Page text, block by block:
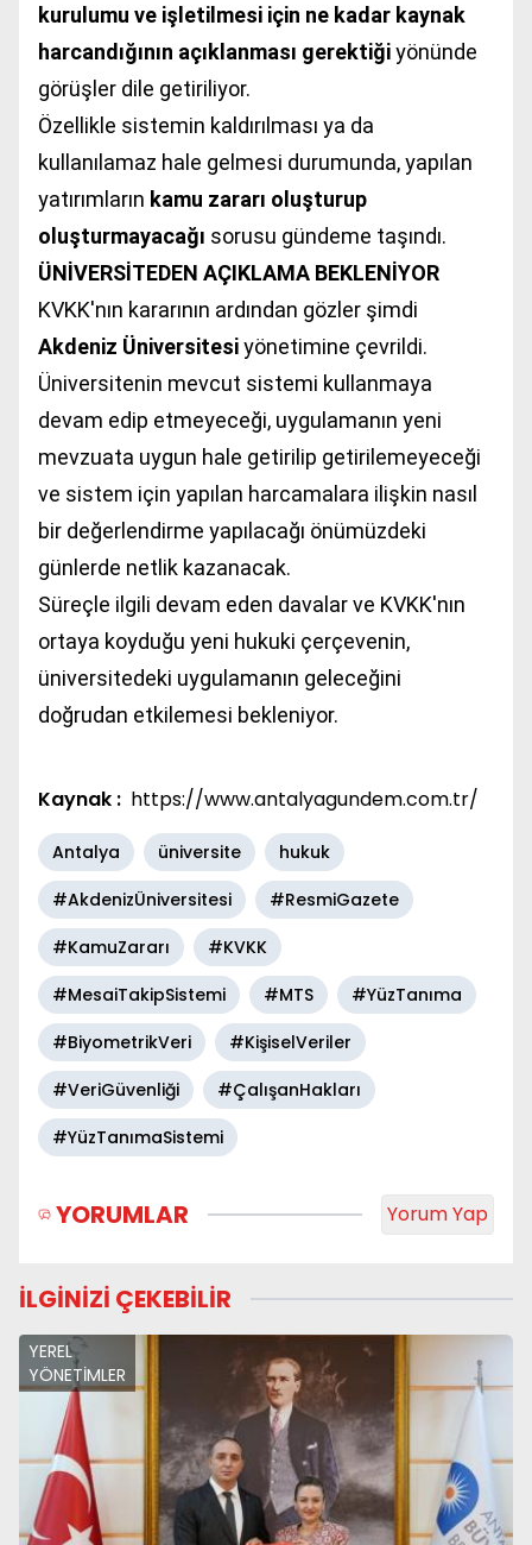
kurulumu ve işletilmesi için ne kadar kaynak
harcandığının açıklanması gerektiğiyönünde
görüşler dile getiriliyor.
Özellikle sistemin kaldırılması ya da
kullanılamaz hale gelmesi durumunda, yapılan
yatırımların kamu zararı oluşturup
oluşturmayacağı sorusu gündeme taşındı.
ÜNİVERSİTEDEN AÇIKLAMA BEKLENİYOR
KVKK'nın kararının ardından gözler şimdi
Akdeniz Üniversitesiyönetimine çevrildi.
Üniversitenin mevcut sistemi kullanmaya
devam edip etmeyeceği, uygulamanın yeni
mevzuata uygun hale getirilip getirilemeyeceği
ve sistem için yapılan harcamalara ilişkin nasıl
bir değerlendirme yapılacağı önümüzdeki
günlerde netlik kazanacak.
Süreçle ilgili devam eden davalar ve KVKK'nın
ortaya koyduğu yeni hukuki çerçevenin,
üniversitedeki uygulamanın geleceğini
doğrudan etkilemesi bekleniyor.
Kaynak : https://www.antalyagundem.com.tr/
Antalya üniversite
hukuk
#AkdenizÜniversitesi
#ResmiGazete
#KamuZararı
#KVKK
#MesaiTakipSistemi
#MTS
#YüzTanıma
#BiyometrikVeri
#KişiselVeriler
#VeriGüvenliği
#ÇalışanHakları
#YüzTanımaSistemi
YORUMLAR Yorum Yap
İLGİNİZİ ÇEKEBİLİR
YEREL
YÖNETİMLER